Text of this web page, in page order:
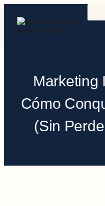
Marketing
Cómo
(Sin